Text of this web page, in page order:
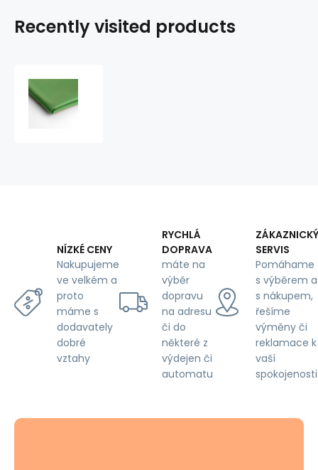
Recently visited products
NÍZKÉ CENY
Nakupujeme
ve velkém a
proto
máme s
dodavately
dobré
vztahy
RYCHLÁ
DOPRAVA
máte na
výběr
dopravu
na adresu
či do
některé z
výdejen či
automatu
ZÁKAZNICKÝ
SERVIS
Pomáhame
s výběrem a
s nákupem,
řešíme
výměny či
reklamace k
vaší
spokojenosti